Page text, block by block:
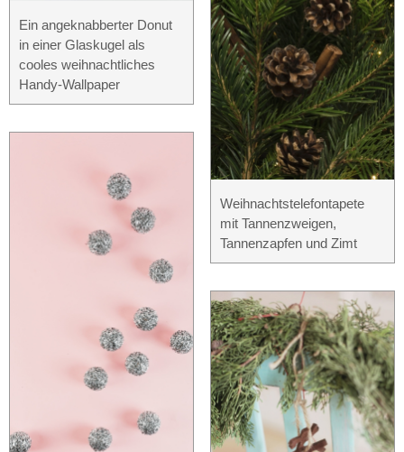
Ein angeknabberter Donut
in einer Glaskugel als
cooles weihnachtliches
Handy-Wallpaper
Weihnachtstelefontapete
mit Tannenzweigen,
Tannenzapfen und Zimt